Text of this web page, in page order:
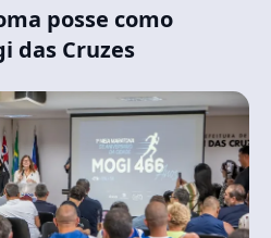
posse como
das Cruzes